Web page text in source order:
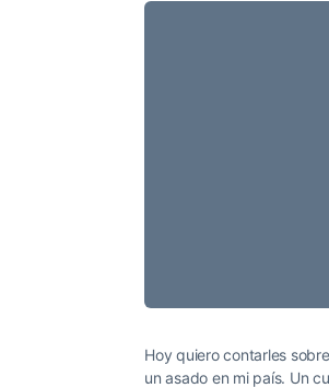
Hoy quiero contarles
un asado en mi país. Un